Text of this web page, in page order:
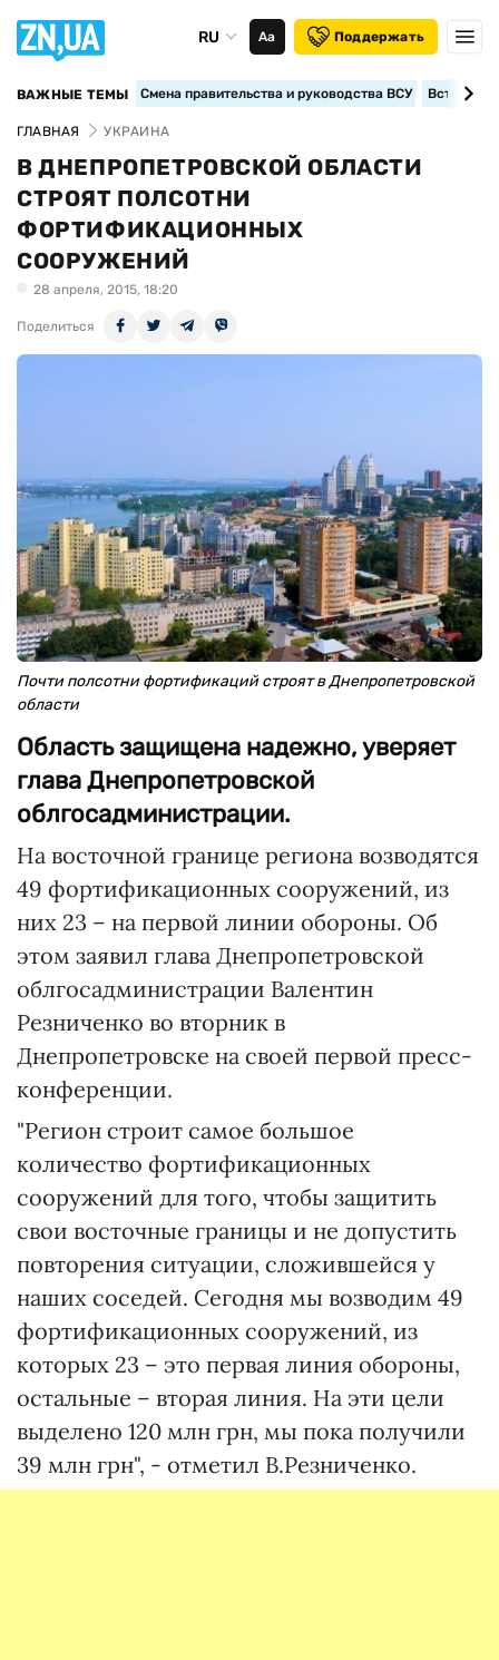
RU Аа Поддержать
ВАЖНЫЕ ТЕМЫ Смена правительства и руководства ВСУ
ГЛАВНАЯ УКРАИНА
В ДНЕПРОПЕТРОВСКОЙ ОБЛАСТИ
СТРОЯТ ПОЛСОТНИ
ФОРТИФИКАЦИОННЫХ
СООРУЖЕНИЙ
28 апреля, 2015, 18:20
Поделиться
Почти полсотни фортификаций строят в Днепропетровской
области
Область защищена надежно, уверяет
глава Днепропетровской
облгосадминистрации.
На восточной границе региона возводятся
49 фортификационных сооружений, из
них 23 – на первой линии обороны. Об
этом заявил глава Днепропетровской
облгосадминистрации Валентин
Резниченко во вторник в
Днепропетровске на своей первой пресс-
конференции.
"Регион строит самое большое
количество фортификационных
сооружений для того, чтобы защитить
свои восточные границы и не допустить
повторения ситуации, сложившейся у
наших соседей. Сегодня мы возводим 49
фортификационных сооружений, из
которых 23 – это первая линия обороны,
остальные – вторая линия. На эти цели
выделено 120 млн грн, мы пока получили
39 млн грн", - отметил В.Резниченко.